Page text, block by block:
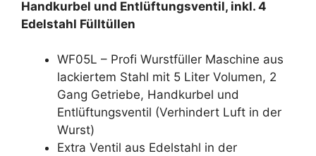
Handkurbel und Entlüftungsventil, inkl. 4
Edelstahl Fülltüllen
WF05L – Profi Wurstfüller Maschine aus
lackiertem Stahl mit 5 Liter Volumen, 2
Gang Getriebe, Handkurbel und
Entlüftungsventil (Verhindert Luft in der
Wurst)
Extra Ventil aus Edelstahl in der